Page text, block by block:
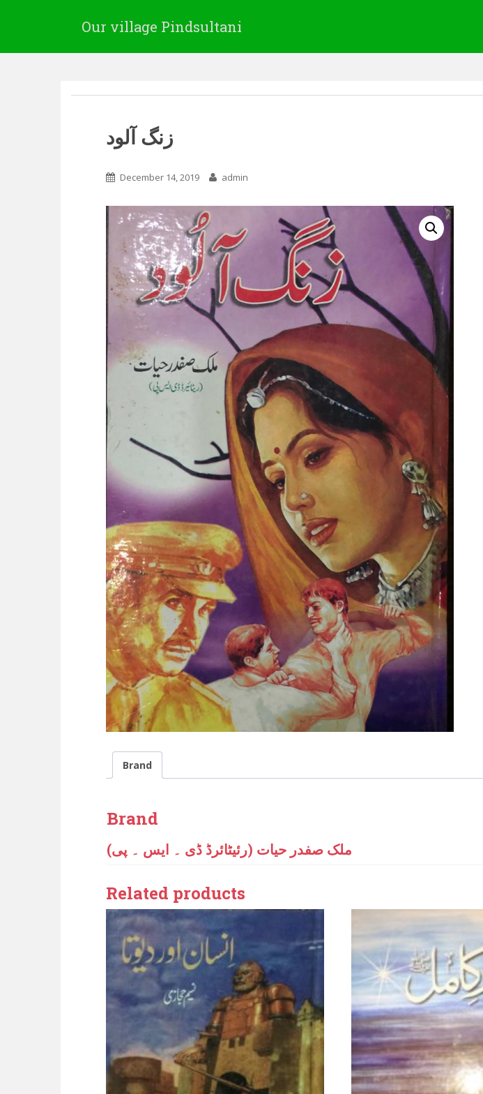
Our village Pindsultani
زنگ آلود
December 14, 2019 admin
Brand
Brand
ملک صفدر حیات (رئیٹائرڈ ڈی ۔ ایس ۔ پی)
Related products